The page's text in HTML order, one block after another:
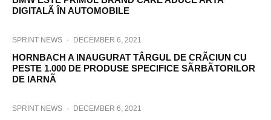
DIGITALÃ ÎN AUTOMOBILE
SPRINT NEWS · DECEMBER 6, 2021
HORNBACH A INAUGURAT TÂRGUL DE CRÃCIUN CU
PESTE 1.000 DE PRODUSE SPECIFICE SÃRBÃTORILOR
DE IARNÃ
SPRINT NEWS · DECEMBER 6, 2021